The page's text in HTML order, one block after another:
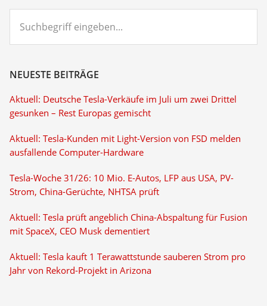
eingeben...
NEUESTE BEITRÄGE
Aktuell: Deutsche Tesla-Verkäufe im Juli um zwei Drittel
gesunken – Rest Europas gemischt
Aktuell: Tesla-Kunden mit Light-Version von FSD melden
ausfallende Computer-Hardware
Tesla-Woche 31/26: 10 Mio. E-Autos, LFP aus USA, PV-
Strom, China-Gerüchte, NHTSA prüft
Aktuell: Tesla prüft angeblich China-Abspaltung für Fusion
mit SpaceX, CEO Musk dementiert
Aktuell: Tesla kauft 1 Terawattstunde sauberen Strom pro
Jahr von Rekord-Projekt in Arizona